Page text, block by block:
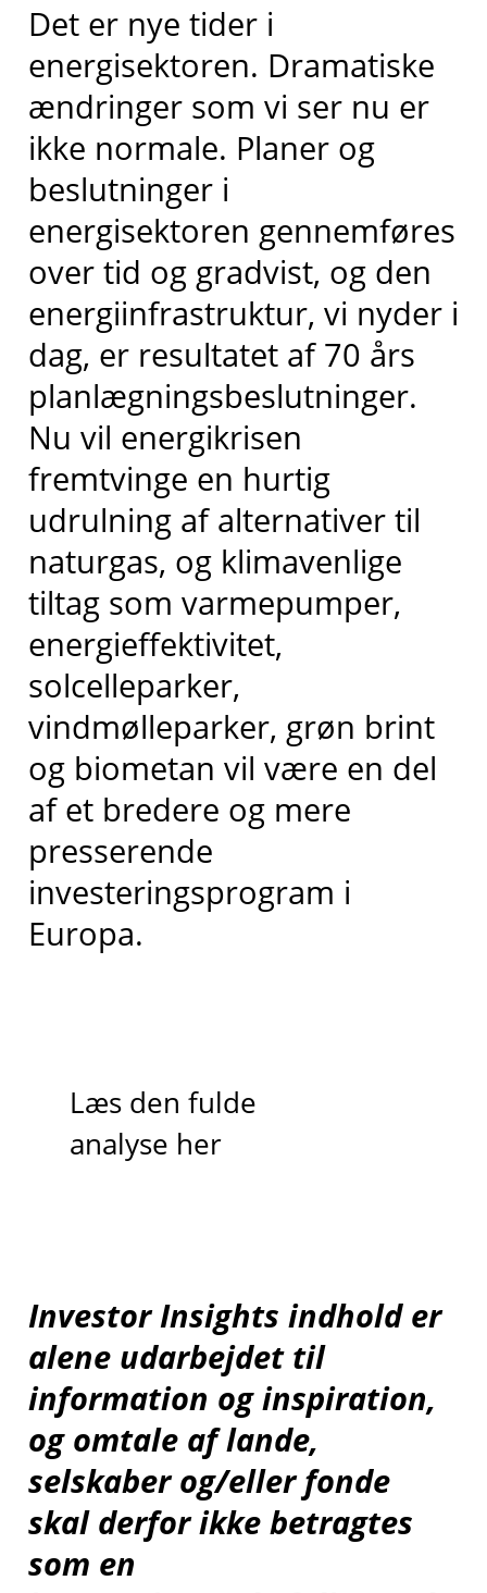
Det er nye tider i
energisektoren. Dramatiske
ændringer som vi ser nu er
ikke normale. Planer og
beslutninger i
energisektoren gennemføres
over tid og gradvist, og den
energiinfrastruktur, vi nyder i
dag, er resultatet af 70 års
planlægningsbeslutninger.
Nu vil energikrisen
fremtvinge en hurtig
udrulning af alternativer til
naturgas, og klimavenlige
tiltag som varmepumper,
energieffektivitet,
solcelleparker,
vindmølleparker, grøn brint
og biometan vil være en del
af et bredere og mere
presserende
investeringsprogram i
Europa.
Læs den fulde
analyse her
Investor Insights indhold er
alene udarbejdet til
information og inspiration,
og omtale af lande,
selskaber og/eller fonde
skal derfor ikke betragtes
som en